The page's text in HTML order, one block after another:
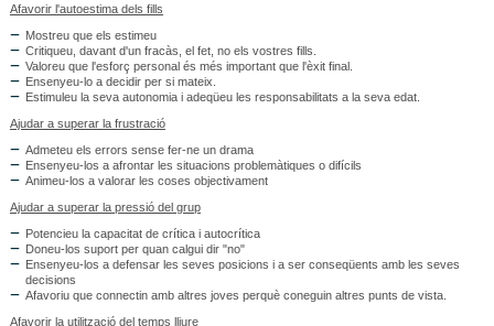
Afavorir l'autoestima dels fills
Mostreu que els estimeu
Critiqueu, davant d'un fracàs, el fet, no els vostres fills.
Valoreu que l'esforç personal és més important que l'èxit final.
Ensenyeu-lo a decidir per si mateix.
Estimuleu la seva autonomia i adeqüeu les responsabilitats a la seva edat.
Ajudar a superar la frustració
Admeteu els errors sense fer-ne un drama
Ensenyeu-los a afrontar les situacions problemàtiques o difícils
Animeu-los a valorar les coses objectivament
Ajudar a superar la pressió del grup
Potencieu la capacitat de crítica i autocrítica
Doneu-los suport per quan calgui dir "no"
Ensenyeu-los a defensar les seves posicions i a ser conseqüents amb les seves
decisions
Afavoriu que connectin amb altres joves perquè coneguin altres punts de vista.
Afavorir la utilització del temps lliure